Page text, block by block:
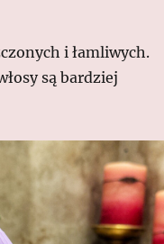
i łamliwych.
są bardziej